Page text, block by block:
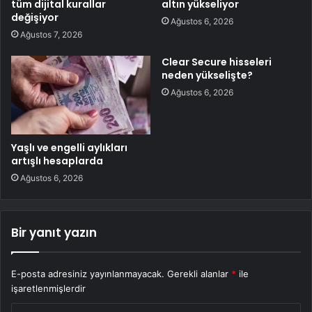
tüm dijital kurallar
değişiyor
Ağustos 7, 2026
altın yükseliyor
Ağustos 6, 2026
Yaşlı ve engelli aylıkları
artışlı hesaplarda
Ağustos 6, 2026
Clear Secure hisseleri
neden yükselişte?
Ağustos 6, 2026
Bir yanıt yazın
E-posta adresiniz yayınlanmayacak. Gerekli alanlar * ile
işaretlenmişlerdir